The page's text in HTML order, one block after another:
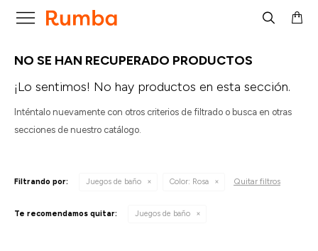

NO SE HAN RECUPERADO PRODUCTOS
¡Lo sentimos! No hay productos en esta sección.
Inténtalo nuevamente con otros criterios de filtrado o busca en otras
secciones de nuestro catálogo.
Filtrando por: Juegos de baño Color: Rosa Quitar filtros
Te recomendamos quitar: Juegos de baño